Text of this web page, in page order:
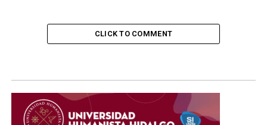
CLICK TO COMMENT